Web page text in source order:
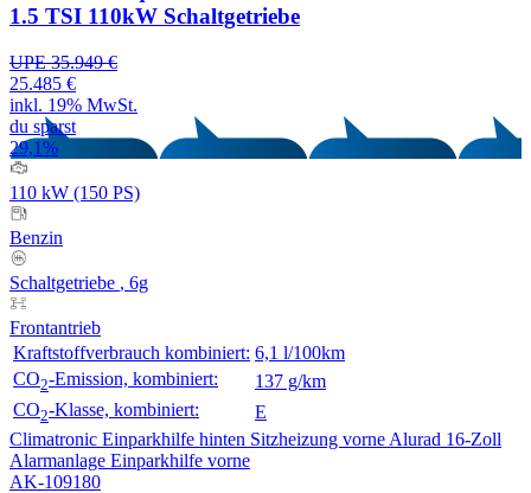
1.5 TSI 110kW Schaltgetriebe
UPE 35.949 €
25.485 €
inkl. 19% MwSt.
du sparst
29,1%
110 kW (150 PS)
Benzin
Schaltgetriebe , 6g
Frontantrieb
Kraftstoffverbrauch kombiniert: 6,1 l/100km
CO2-Emission, kombiniert:
137 g/km
CO2-Klasse, kombiniert:
E
Climatronic Einparkhilfe hinten Sitzheizung vorne Alurad 16-Zoll
Alarmanlage Einparkhilfe vorne
AK-109180